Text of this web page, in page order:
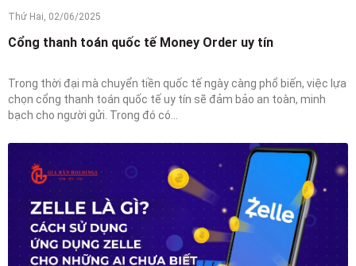
Thứ Hai, 02/06/2025
Cổng thanh toán quốc tế Money Order uy tín
Trong thời đại mà chuyển tiền quốc tế ngày càng phổ biến, việc lựa
chọn cổng thanh toán quốc tế uy tín sẽ đảm bảo an toàn, minh
bạch cho người gửi. Trong đó có...